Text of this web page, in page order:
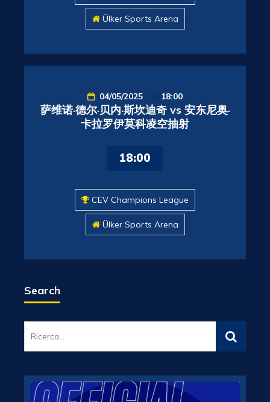
Ülker Sports Arena
04/05/2025 18:00
萨维诺·德尔·贝内·斯坎迪奇 vs 安东尼奥·
卡拉罗伊莫科凌空抽射
18:00
CEV Champions League
Ülker Sports Arena
Search